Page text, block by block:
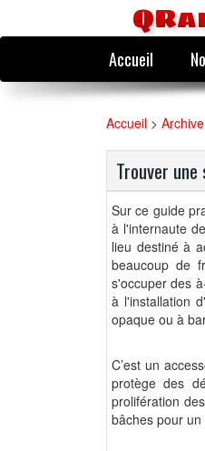
Accueil
Accueil > Archive
Trouver
Sur ce guide
à l'internaute
lieu destiné à
beaucoup de
s'occuper des
à l'installation
opaque ou à
C’est un
protège des
prolifération
bâches pour un